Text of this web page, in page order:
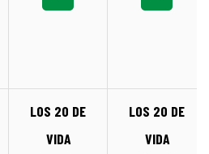
LOS 20 DE
VIDA
LOS 20 DE
VIDA